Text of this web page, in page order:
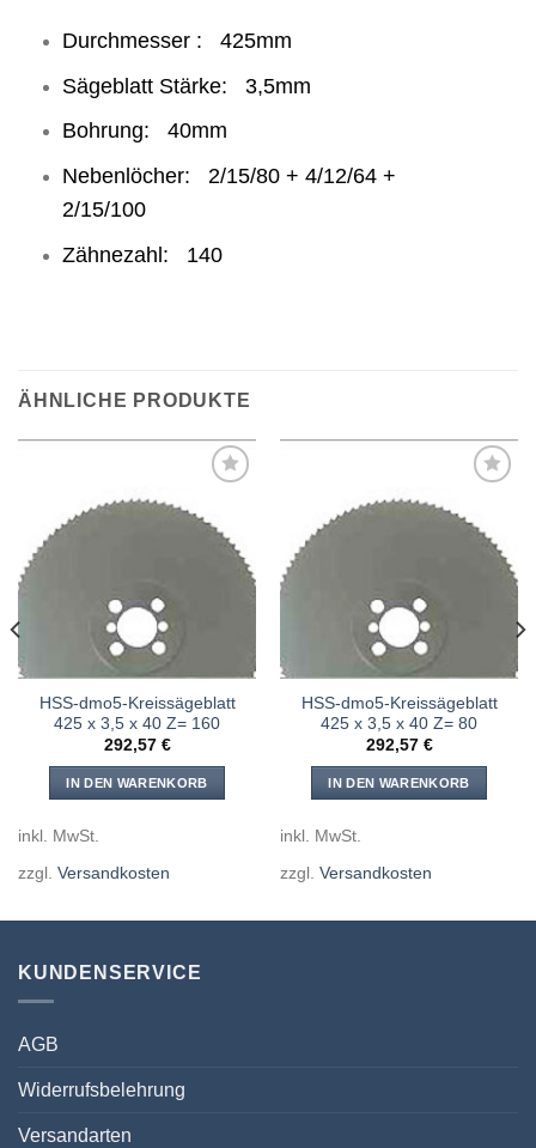
Durchmesser : 425mm
Sägeblatt Stärke: 3,5mm
Bohrung: 40mm
Nebenlöcher: 2/15/80 + 4/12/64 +
2/15/100
Zähnezahl: 140
ÄHNLICHE PRODUKTE
Meine
HSS-dmo5-Kreissägeblatt
425 x 3,5 x 40 Z= 160
292,57 €
IN DEN WARENKORB
inkl. MwSt.
zzgl. Versandkosten
Meine
HSS-dmo5-Kreissägeblatt
425 x 3,5 x 40 Z= 80
292,57 €
IN DEN WARENKORB
inkl. MwSt.
zzgl. Versandkosten
KUNDENSERVICE
AGB
Widerrufsbelehrung
Versandarten